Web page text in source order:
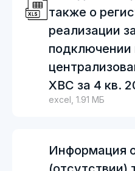
также о
реализации
подключении
ХВС за 4 кв.
excel, 1.91 МБ
Информация